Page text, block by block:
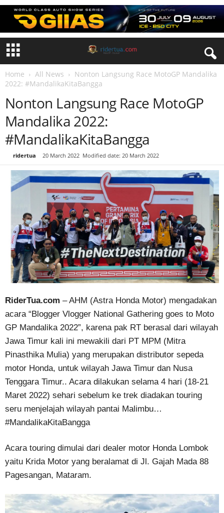
Home All News
Nonton Langsung Race MotoGP Mandalika
2022: #MandalikaKitaBangga
Nonton Langsung Race MotoGP
Mandalika 2022:
#MandalikaKitaBangga
ridertua 20 March 2022 Modified date: 20 March 2022
RiderTua.com – AHM (Astra Honda Motor) mengadakan
acara “Blogger Vlogger National Gathering goes to Moto
GP Mandalika 2022”, karena pak RT berasal dari wilayah
Jawa Timur kali ini mewakili dari PT MPM (Mitra
Pinasthika Mulia) yang merupakan distributor sepeda
motor Honda, untuk wilayah Jawa Timur dan Nusa
Tenggara Timur.. Acara dilakukan selama 4 hari (18-21
Maret 2022) sehari sebelum ke trek diadakan touring
seru menjelajah wilayah pantai Malimbu…
#MandalikaKitaBangga
Acara touring dimulai dari dealer motor Honda Lombok
yaitu Krida Motor yang beralamat di Jl. Gajah Mada 88
Pagesangan, Mataram.